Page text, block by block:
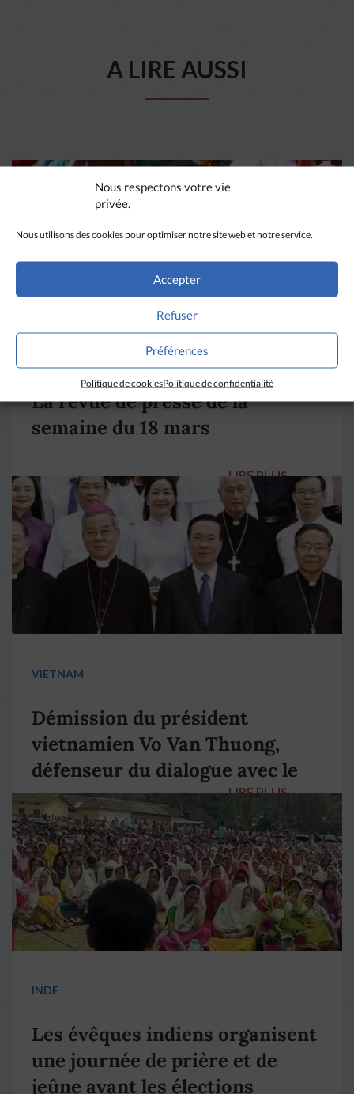
Nous respectons votre vie
privée.
Nous utilisons des cookies pour optimiser notre site web et notre service.
Accepter
Refuser
Préférences
Politique de cookiesPolitique de confidentialité
A LIRE AUSSI
La revue de presse de la
semaine du 18 mars
LIRE PLUS →
VIETNAM
Démission du président
vietnamien Vo Van Thuong,
défenseur du dialogue avec le
pape François
LIRE PLUS →
INDE
Les évêques indiens organisent
une journée de prière et de
jeûne avant les élections